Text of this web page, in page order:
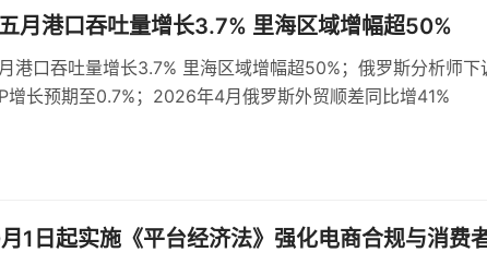
月港口吞吐量增长3.7% 里海区域增幅超50%
港口吞吐量增长3.7% 里海区域增幅超50%；俄罗斯分析师下
增长预期至0.7%；2026年4月俄罗斯外贸顺差同比增41%
1日起实施《平台经济法》强化电商合规与消费